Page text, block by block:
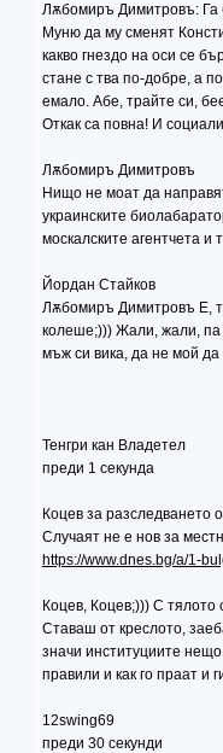
Лѫбомиръ Димитровъ: Га
Муню да му сменят
какво гнездо на оси се
стане с тва по-добре, а
емало. Абе, трайте си,
Откак са повна! И
Лѫбомиръ Димитровъ
Нищо не моат да
украинските
москалските агентчета
Йордан Стайков
Лѫбомиръ Димитровъ Е,
колеше;))) Жали, жали,
мъж си вика, да не мой да
Тенгри кан Владетел
преди 1 секунда
Коцев за разследването
Случаят не е нов за
https://www.dnes.bg/a/1-
Коцев, Коцев;))) С тялото
Ставаш от креслото,
значи институциите
правили и как го праат
12swing69
преди 30 секунди